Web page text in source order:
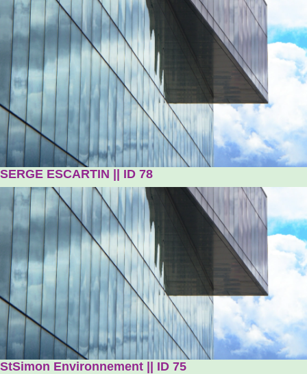
SERGE ESCARTIN || ID 78
StSimon Environnement || ID 75